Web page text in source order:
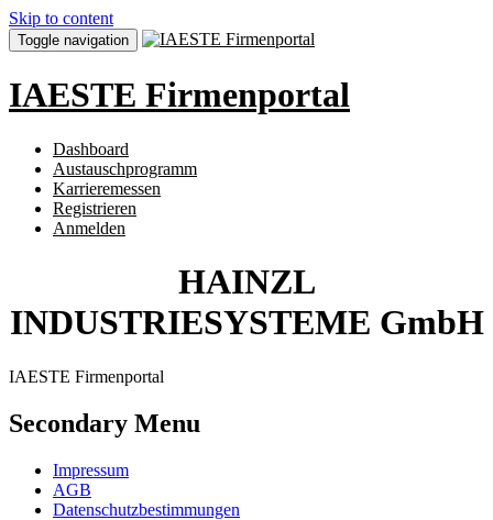
Skip to content
Toggle navigation
IAESTE Firmenportal
Dashboard
Austauschprogramm
Karrieremessen
Registrieren
Anmelden
HAINZL
INDUSTRIESYSTEME GmbH
IAESTE Firmenportal
Secondary Menu
Impressum
AGB
Datenschutzbestimmungen